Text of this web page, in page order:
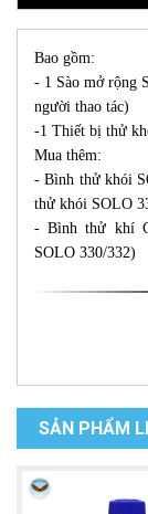
Bao gồm:
- 1 Sào mở rộng
người thao tác)
-1 Thiết bị thử
Mua thêm:
- Bình thử khói
thử khói SOLO
- Bình thử khí
SOLO 330/332)
SẢN PHẨM